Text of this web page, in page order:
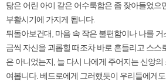
닮은 어린 아이 같은 어수룩함은 좀 잦아들었으
부활시기에 가지게 됩니다.
뒤돌아보건대, 마음 속 작은 불편함이나 나를
금씩 자신을 괴롭힐 때조차 바로 흔들리고 스스
은 아니었는지, 늘 다시 나에게 주어지는 신앙
여봅니다. 베드로에게 그러했듯이 우리들에게